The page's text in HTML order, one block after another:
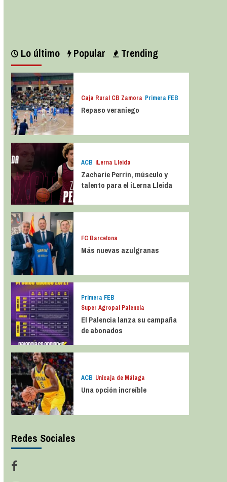
Lo último Popular Trending
Caja Rural CB Zamora Primera FEB
Repaso veraniego
ACB iLerna Lleida
Zacharie Perrin, músculo y
talento para el iLerna Lleida
FC Barcelona
Más nuevas azulgranas
Primera FEB
Super Agropal Palencia
El Palencia lanza su campaña
de abonados
ACB Unicaja de Málaga
Una opción increíble
Redes Sociales